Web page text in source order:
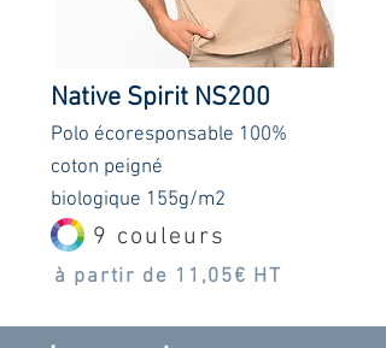
Native Spirit NS200
Polo écoresponsable 100%
coton peigné
biologique 155g/m2
9 couleurs
à partir de 11,05€ HT